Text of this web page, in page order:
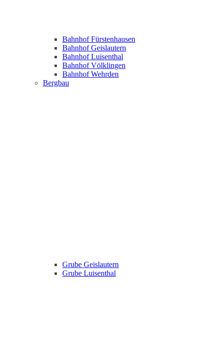
Bahnhof Fürstenhausen
Bahnhof Geislautern
Bahnhof Luisenthal
Bahnhof Völklingen
Bahnhof Wehrden
Bergbau
Grube Geislautern
Grube Luisenthal